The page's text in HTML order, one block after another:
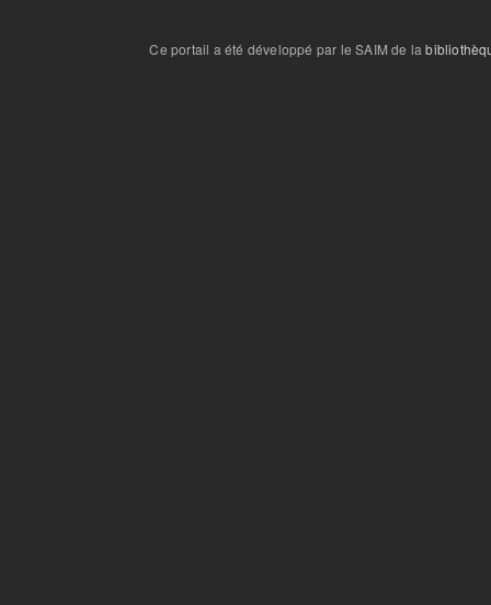
Ce portail a été développé par le SAIM de la